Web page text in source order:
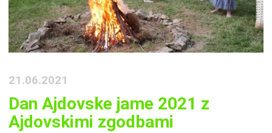
21.06.2021
Dan Ajdovske jame 2021 z
Ajdovskimi zgodbami